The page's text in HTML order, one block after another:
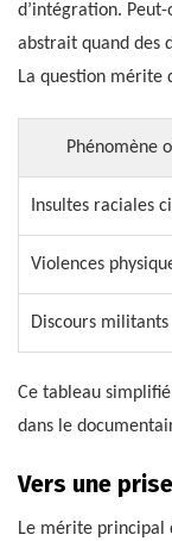
d’intégration.
abstrait quand des
La question mérite
Phénomène
Insultes raciales
Violences
Discours militants
Ce tableau
dans le
Vers une
Le mérite principal